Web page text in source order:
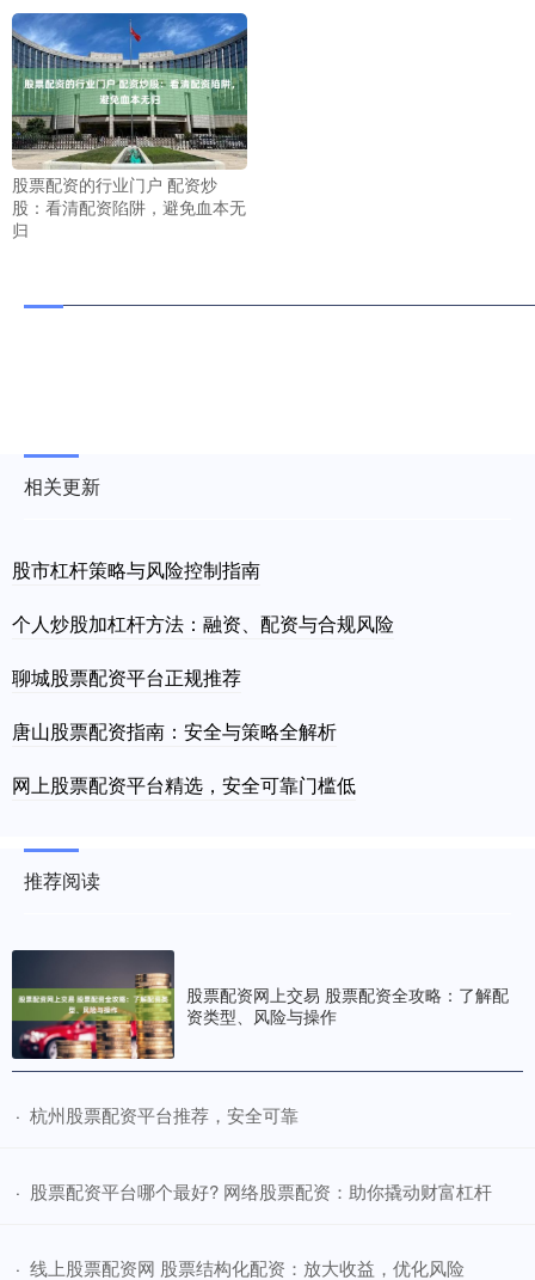
股票配资的行业门户 配资炒
股：看清配资陷阱，避免血本无
归
相关更新
股市杠杆策略与风险控制指南
个人炒股加杠杆方法：融资、配资与合规风险
聊城股票配资平台正规推荐
唐山股票配资指南：安全与策略全解析
网上股票配资平台精选，安全可靠门槛低
推荐阅读
股票配资网上交易 股票配资全攻略：了解配
资类型、风险与操作
· ​杭州股票配资平台推荐，安全可靠
· ​股票配资平台哪个最好? 网络股票配资：助你撬动财富杠杆
· ​线上股票配资网 股票结构化配资：放大收益，优化风险